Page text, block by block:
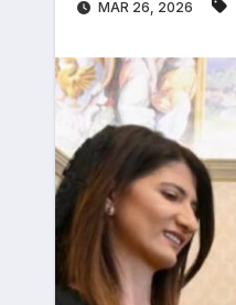
MAR 26, 2026